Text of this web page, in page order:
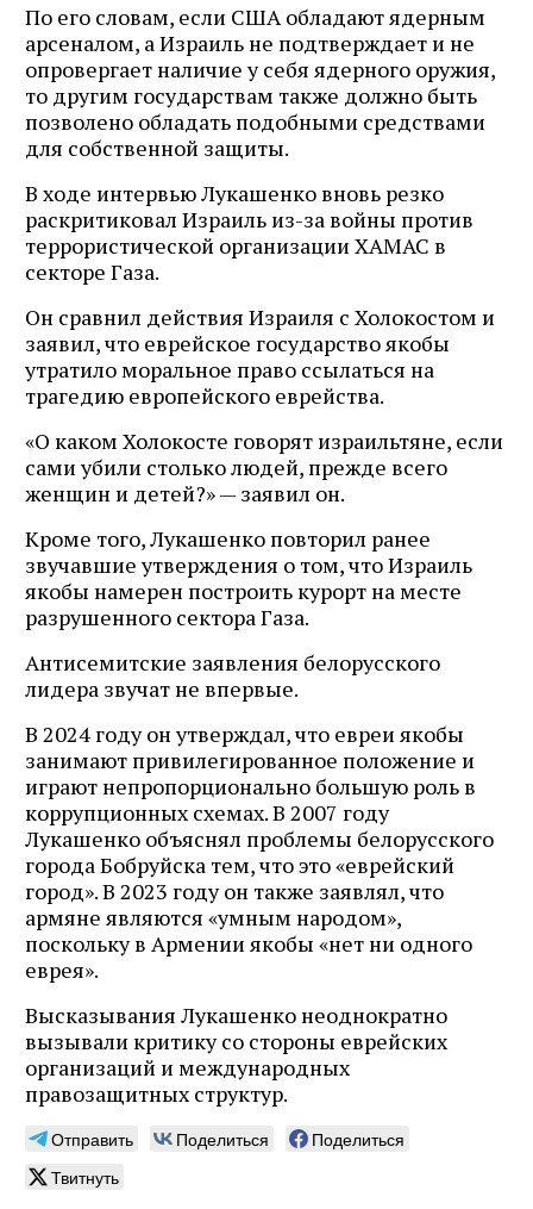
По его словам, если США обладают ядерным
арсеналом, а Израиль не подтверждает и не
опровергает наличие у себя ядерного оружия,
то другим государствам также должно быть
позволено обладать подобными средствами
для собственной защиты.
В ходе интервью Лукашенко вновь резко
раскритиковал Израиль из-за войны против
террористической организации ХАМАС в
секторе Газа.
Он сравнил действия Израиля с Холокостом и
заявил, что еврейское государство якобы
утратило моральное право ссылаться на
трагедию европейского еврейства.
«О каком Холокосте говорят израильтяне, если
сами убили столько людей, прежде всего
женщин и детей?» — заявил он.
Кроме того, Лукашенко повторил ранее
звучавшие утверждения о том, что Израиль
якобы намерен построить курорт на месте
разрушенного сектора Газа.
Антисемитские заявления белорусского
лидера звучат не впервые.
В 2024 году он утверждал, что евреи якобы
занимают привилегированное положение и
играют непропорционально большую роль в
коррупционных схемах. В 2007 году
Лукашенко объяснял проблемы белорусского
города Бобруйска тем, что это «еврейский
город». В 2023 году он также заявлял, что
армяне являются «умным народом»,
поскольку в Армении якобы «нет ни одного
еврея».
Высказывания Лукашенко неоднократно
вызывали критику со стороны еврейских
организаций и международных
правозащитных структур.
Отправить Поделиться
Поделиться
Твитнуть